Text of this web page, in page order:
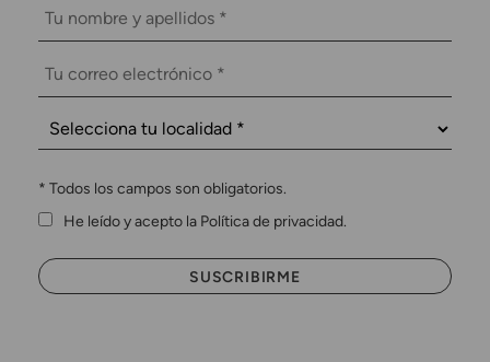
* Todos los campos son obligatorios.
He leído y acepto la Política de privacidad.